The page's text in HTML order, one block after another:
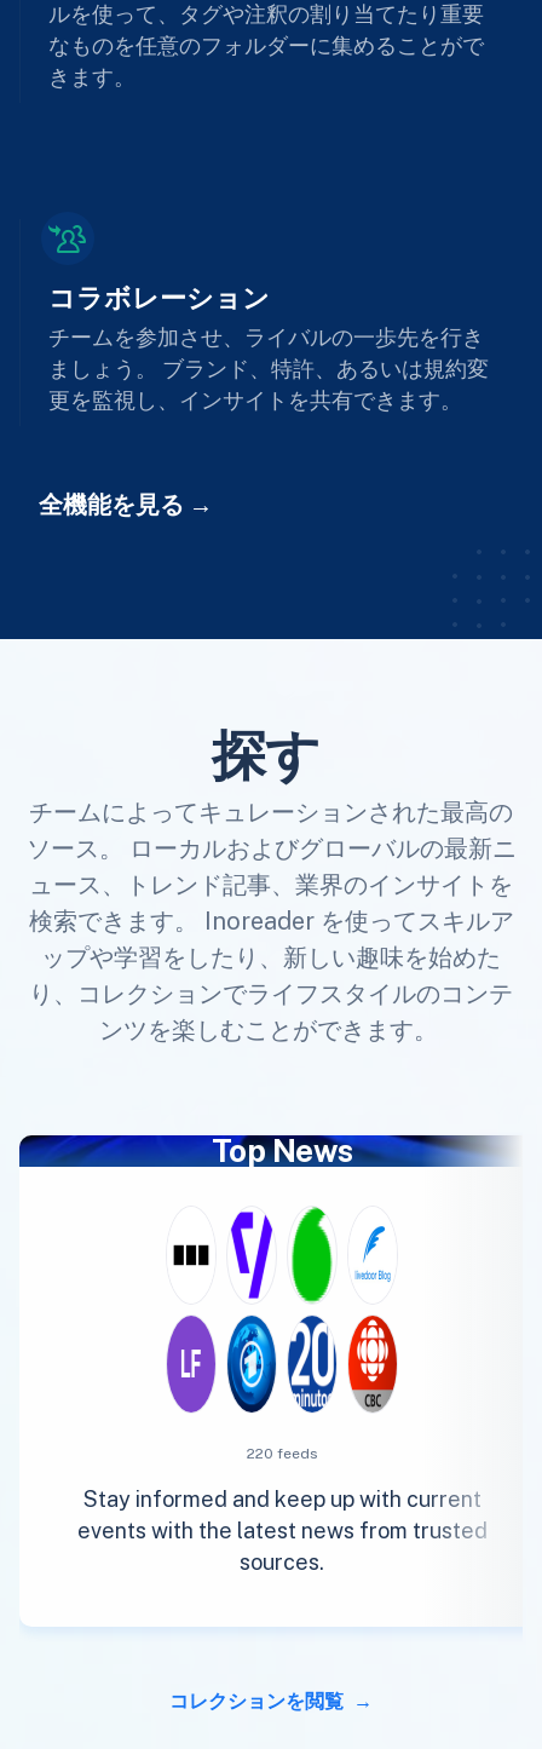
ルを使って、タグや注釈の割り当てたり重要
なものを任意のフォルダーに集めることがで
きます。
コラボレーション
チームを参加させ、ライバルの一歩先を行き
ましょう。 ブランド、特許、あるいは規約変
更を監視し、インサイトを共有できます。
全機能を見る
探す
チームによってキュレーションされた最高の
ソース。 ローカルおよびグローバルの最新ニ
ュース、トレンド記事、業界のインサイトを
検索できます。 Inoreader を使ってスキルア
ップや学習をしたり、新しい趣味を始めた
り、コレクションでライフスタイルのコンテ
ンツを楽しむことができます。
Top News
220 feeds
Stay informed and keep up with current
events with the latest news from trusted
sources.
コレクションを閲覧